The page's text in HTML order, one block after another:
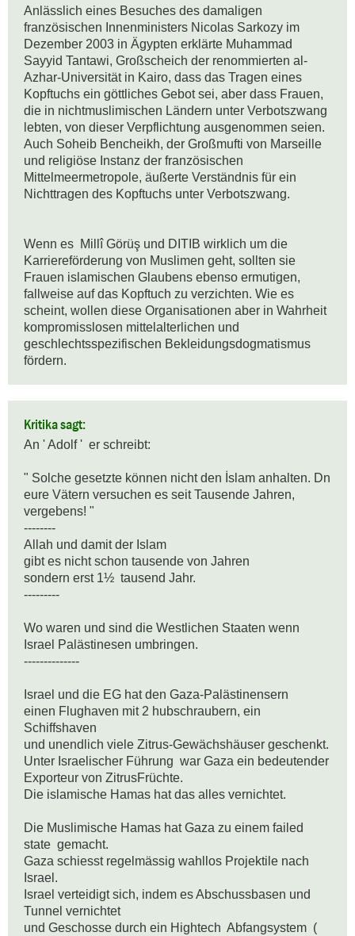
Anlässlich eines Besuches des damaligen
französischen Innenministers Nicolas Sarkozy im
Dezember 2003 in Ägypten erklärte Muhammad
Sayyid Tantawi, Großscheich der renommierten al-
Azhar-Universität in Kairo, dass das Tragen eines
Kopftuchs ein göttliches Gebot sei, aber dass Frauen,
die in nichtmuslimischen Ländern unter Verbotszwang
lebten, von dieser Verpflichtung ausgenommen seien.
Auch Soheib Bencheikh, der Großmufti von Marseille
und religiöse Instanz der französischen
Mittelmeermetropole, äußerte Verständnis für ein
Nichttragen des Kopftuchs unter Verbotszwang.
Wenn es  Millî Görüş und DITIB wirklich um die
Karriereförderung von Muslimen geht, sollten sie
Frauen islamischen Glaubens ebenso ermutigen,
fallweise auf das Kopftuch zu verzichten. Wie es
scheint, wollen diese Organisationen aber in Wahrheit
kompromisslosen mittelalterlichen und
geschlechtsspezifischen Bekleidungsdogmatismus
fördern.
Kritika sagt:
An ' Adolf '  er schreibt:
" Solche gesetzte können nicht den İslam anhalten. Dn
eure Vätern versuchen es seit Tausende Jahren,
vergebens! "
--------
Allah und damit der Islam
gibt es nicht schon tausende von Jahren
sondern erst 1½  tausend Jahr.
---------
Wo waren und sind die Westlichen Staaten wenn
Israel Palästinesen umbringen.
--------------
Israel und die EG hat den Gaza-Palästinensern
einen Flughaven mit 2 hubschraubern, ein
Schiffshaven
und unendlich viele Zitrus-Gewächshäuser geschenkt.
Unter Israelischer Führung  war Gaza ein bedeutender
Exporteur von ZitrusFrüchte.
Die islamische Hamas hat das alles vernichtet.
Die Muslimische Hamas hat Gaza zu einem failed
state  gemacht.
Gaza schiesst regelmässig wahllos Projektile nach
Israel.
Israel verteidigt sich, indem es Abschussbasen und
Tunnel vernichtet
und Geschosse durch ein Hightech  Abfangsystem  (